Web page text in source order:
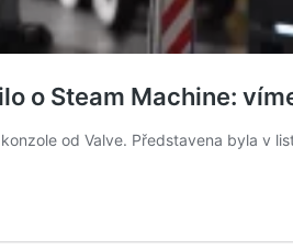
o Steam Machine:
od Valve. Představena byla v